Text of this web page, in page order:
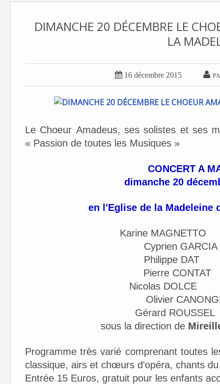
DIMANCHE 20 DÉCEMBRE LE
LA
 16 décembre 2015 
Le Choeur Amadeus, ses solistes et ses
« Passion de toutes les Musiques »
CONCERT A
dimanche 20
en l'Eglise de la Madeleine
Karine
Cyprien
Philippe
Pierre
Nicolas DOLCE
Olivier
Gérard
sous la direction de
Programme très varié comprenant toutes
classique, airs et chœurs d'opéra, chants
Entrée 15 Euros, gratuit pour les enfants